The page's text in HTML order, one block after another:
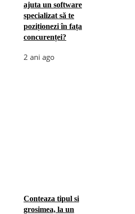
ajuta un software
specializat să te
poziționezi în fața
concurenței?
2 ani ago
Conteaza tipul si
grosimea, la un